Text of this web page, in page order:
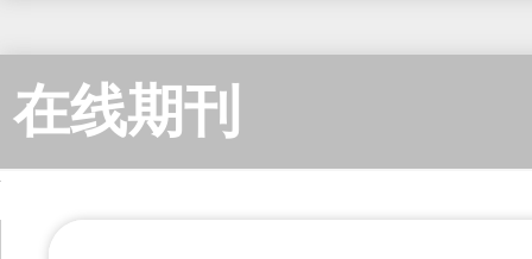
在线期刊